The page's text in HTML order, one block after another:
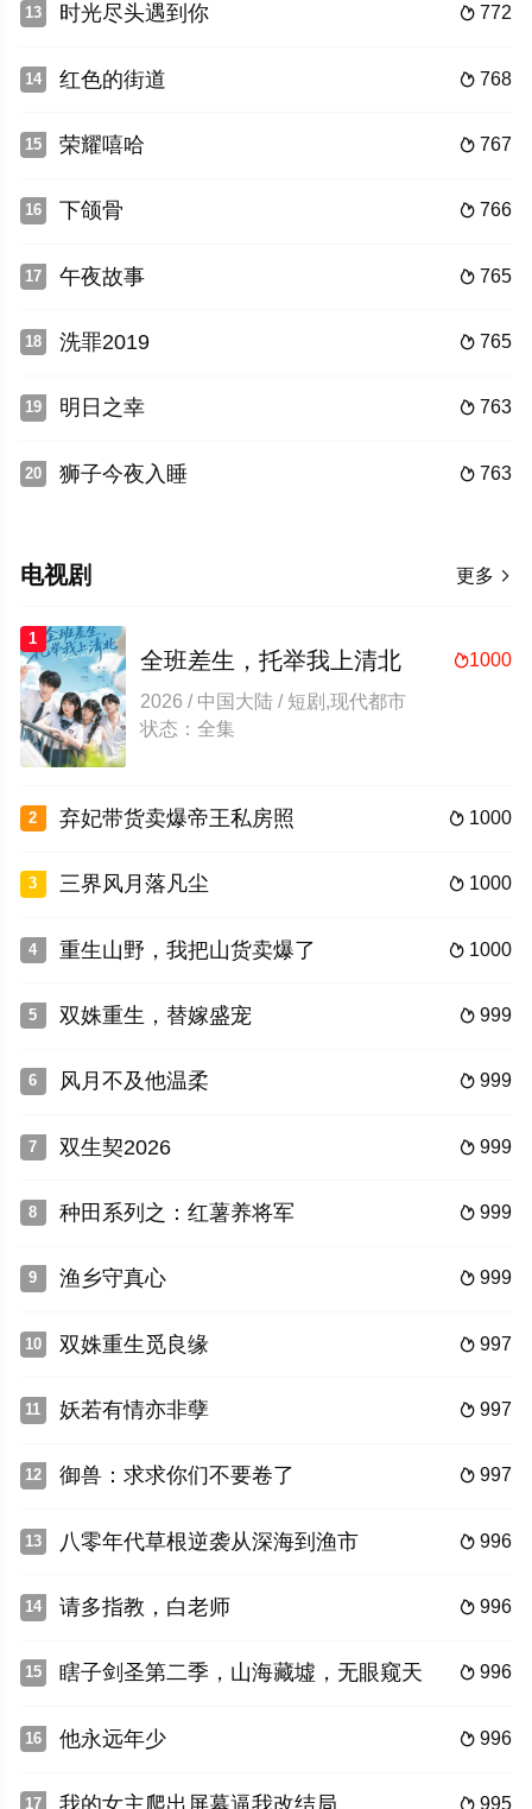
13  772
时光尽头遇到你
14  768
红色的街道
15  767
荣耀嘻哈
16  766
下颌骨
17  765
午夜故事
18  765
洗罪2019
19  763
明日之幸
20  763
狮子今夜入睡
更多 
电视剧
1
1000
全班差生，托举我上清北
2026 / 中国大陆 / 短剧,现代都市
状态：全集
2  1000
弃妃带货卖爆帝王私房照
3  1000
三界风月落凡尘
4  1000
重生山野，我把山货卖爆了
5  999
双姝重生，替嫁盛宠
6  999
风月不及他温柔
7  999
双生契2026
8  999
种田系列之：红薯养将军
9  999
渔乡守真心
10  997
双姝重生觅良缘
11  997
妖若有情亦非孽
12  997
御兽：求求你们不要卷了
13  996
八零年代草根逆袭从深海到渔市
14  996
请多指教，白老师
15  996
瞎子剑圣第二季，山海藏墟，无眼窥天
16  996
他永远年少
17  995